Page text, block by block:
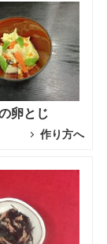
卵とじ
作り方へ